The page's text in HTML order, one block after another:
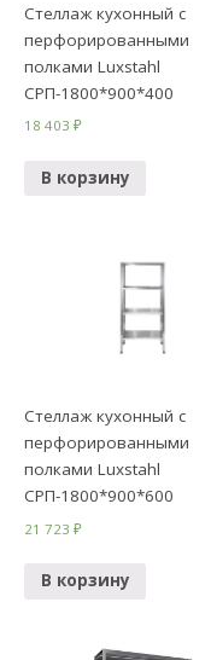
Стеллаж кухонный с
перфорированными
полками Luxstahl
СРП-1800*900*400
18 403₽
В корзину
Стеллаж кухонный с
перфорированными
полками Luxstahl
СРП-1800*900*600
21 723₽
В корзину